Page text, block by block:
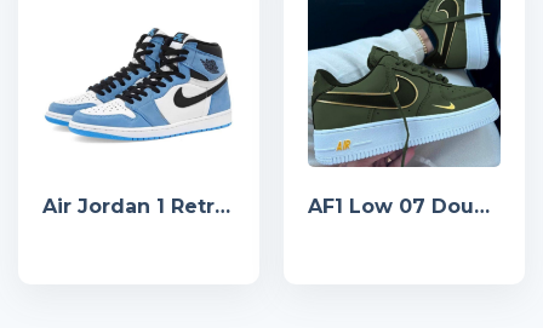
Air Jordan 1 Retro High OG University Blue AF1 Low 07 Double Swoosh Olive Green